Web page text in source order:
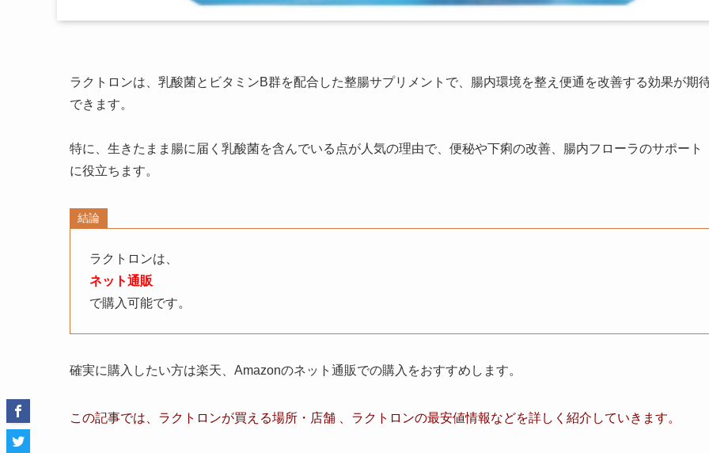
ラクトロンは、乳酸菌とビタミンB群を配合した整腸サプリメントで、腸内環境を整え便通を改善する効果が期
できます。
特に、生きたまま腸に届く乳酸菌を含んでいる点が人気の理由で、便秘や下痢の改善、腸内フローラのサポート
に役立ちます。
結論
ラクトロンは、
ネット通販
で購入可能です。
確実に購入したい方は楽天、Amazonのネット通販での購入をおすすめします。
この記事では、 ラクトロンが買える場所・店舗 、 ラクトロンの最安値情報などを詳しく紹介していきます。